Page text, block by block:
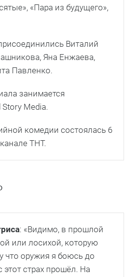
«Пара из будущего»,
Виталий
Яна Енжаева,
Павленко.
занимается
Media.
комедии состоялась 6
ТНТ.
: «Видимо, в прошлой
или лосихой, которую
что оружия я боюсь до
страх прошёл. На